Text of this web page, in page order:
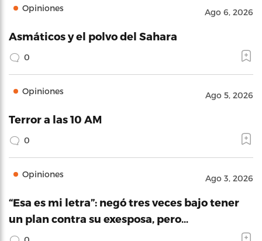
Opiniones Ago 6, 2026
Asmáticos y el polvo del Sahara
0
Opiniones Ago 5, 2026
Terror a las 10 AM
0
Opiniones Ago 3, 2026
“Esa es mi letra”: negó tres veces bajo tener
un plan contra su exesposa, pero…